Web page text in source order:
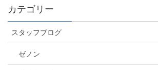
カテゴリー
スタッフブログ
ゼノン